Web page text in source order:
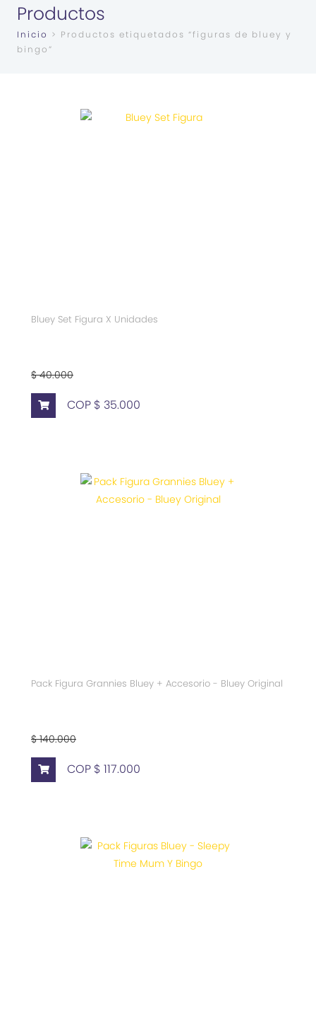
Productos
Inicio > Productos etiquetados “figuras de bluey y
bingo”
Bluey Set Figura X Unidades
$ 40.000
COP $ 35.000
Pack Figura Grannies Bluey + Accesorio - Bluey Original
$ 140.000
COP $ 117.000